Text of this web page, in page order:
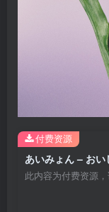
此内容为付费资源
付费资源